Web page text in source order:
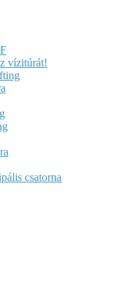
vízitúrát!
csatorna